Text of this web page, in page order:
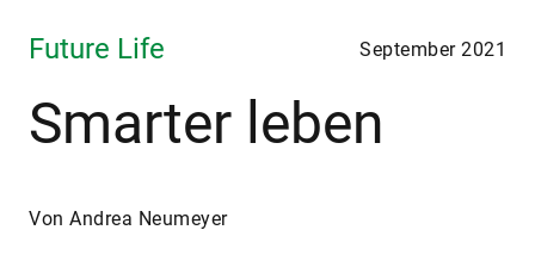
Future Life September 2021
Smarter leben
Von Andrea Neumeyer